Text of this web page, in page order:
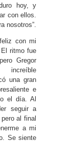
hoy, y
con ellos.
nosotros”.
con mi
ritmo fue
Gregor
una gran
e
el día. Al
seguir a
al final
a mi
Se siente